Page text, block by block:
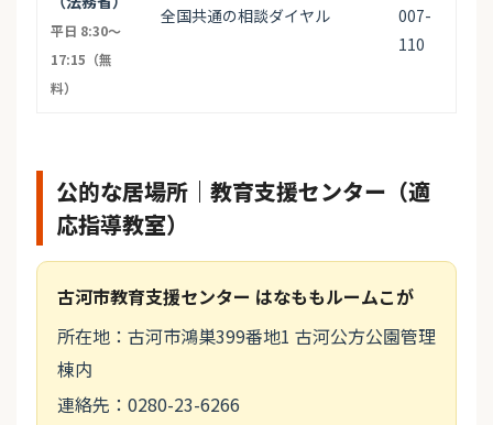
平日 8:30〜
17:15（無
料）
全国共通の相談ダイヤル
007-
110
公的な居場所｜教育支援センター（適
応指導教室）
古河市教育支援センター はなももルームこが
所在地：古河市鴻巣399番地1 古河公方公園管理
棟内
連絡先：0280-23-6266